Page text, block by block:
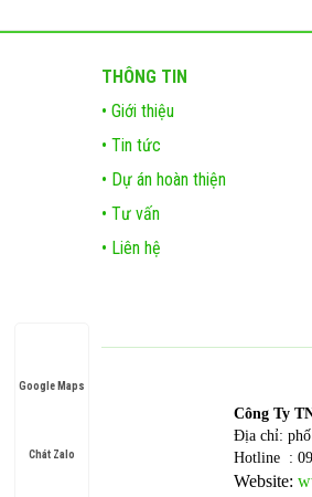
Google Maps
Chát Zalo
THÔNG TIN
• Giới thiệu
• Tin tức
• Dự án hoàn thiện
• Tư vấn
• Liên hệ
Công Ty
Địa chỉ:
Hotline :
Website: